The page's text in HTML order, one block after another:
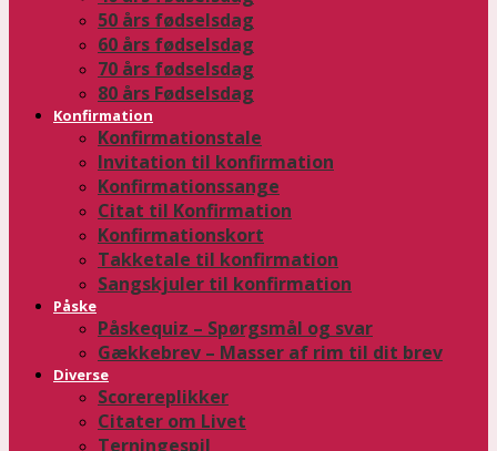
50 års fødselsdag
60 års fødselsdag
70 års fødselsdag
80 års Fødselsdag
Konfirmation
Konfirmationstale
Invitation til konfirmation
Konfirmationssange
Citat til Konfirmation
Konfirmationskort
Takketale til konfirmation
Sangskjuler til konfirmation
Påske
Påskequiz – Spørgsmål og svar
Gækkebrev – Masser af rim til dit brev
Diverse
Scorereplikker
Citater om Livet
Terningespil